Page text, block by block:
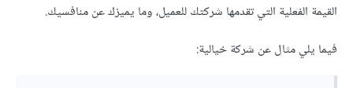
القيمة الفعلية التي تقدمها شركتك للعميل، وما يميزك عن منافسيك.
فيما يلي مثال عن شركة خيالية: